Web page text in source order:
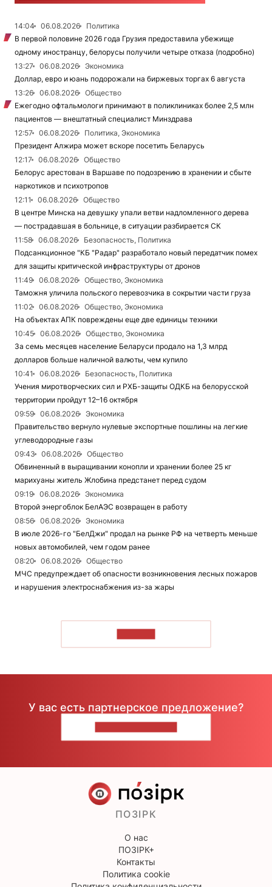
14:04 06.08.2026
Политика
В первой половине 2026 года Грузия предоставила убежище
одному иностранцу, белорусы получили четыре отказа (подробно)
13:27
06.08.2026
Экономика
Доллар, евро и юань подорожали на биржевых торгах 6 августа
13:26
06.08.2026
Общество
Ежегодно офтальмологи принимают в поликлиниках более 2,5 млн
пациентов — внештатный специалист Минздрава
12:57
06.08.2026
Политика, Экономика
Президент Алжира может вскоре посетить Беларусь
12:17
06.08.2026
Общество
Белорус арестован в Варшаве по подозрению в хранении и сбыте
наркотиков и психотропов
12:11
06.08.2026
Общество
В центре Минска на девушку упали ветви надломленного дерева
— пострадавшая в больнице, в ситуации разбирается СК
11:58
06.08.2026
Безопасность, Политика
Подсанкционное "КБ "Радар" разработало новый передатчик помех
для защиты критической инфраструктуры от дронов
11:49
06.08.2026
Общество, Экономика
Таможня уличила польского перевозчика в сокрытии части груза
11:02
06.08.2026
Общество, Экономика
На объектах АПК повреждены еще две единицы техники
10:45
06.08.2026
Общество, Экономика
За семь месяцев население Беларуси продало на 1,3 млрд
долларов больше наличной валюты, чем купило
10:41
06.08.2026
Безопасность, Политика
Учения миротворческих сил и РХБ-защиты ОДКБ на белорусской
территории пройдут 12–16 октября
09:59
06.08.2026
Экономика
Правительство вернуло нулевые экспортные пошлины на легкие
углеводородные газы
09:43
06.08.2026
Общество
Обвиненный в выращивании конопли и хранении более 25 кг
марихуаны житель Жлобина предстанет перед судом
09:19
06.08.2026
Экономика
Второй энергоблок БелАЭС возвращен в работу
08:56
06.08.2026
Экономика
В июле 2026-го "БелДжи" продал на рынке РФ на четверть меньше
новых автомобилей, чем годом ранее
08:20
06.08.2026
Общество
МЧС предупреждает об опасности возникновения лесных пожаров
и нарушения электроснабжения из-за жары
У вас есть партнерское предложение?
ПОЗІРК
О нас
ПОЗІРК+
Контакты
Политика cookie